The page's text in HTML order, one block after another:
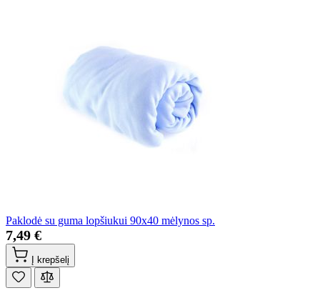
Paklodė su guma lopšiukui 90x40 mėlynos sp.
7,49 €
Į krepšelį